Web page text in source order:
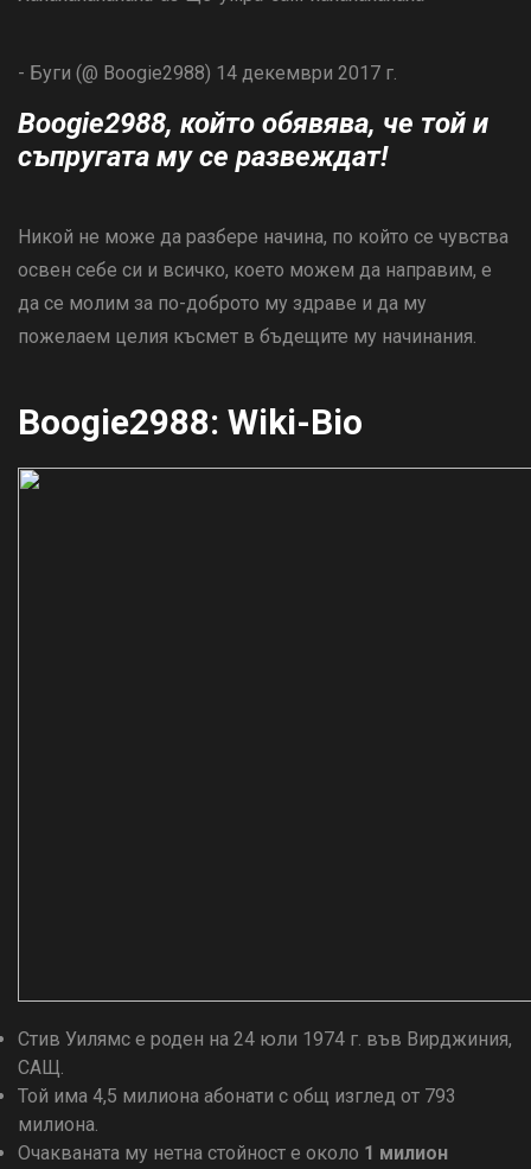
- Буги (@ Boogie2988) 14 декември 2017 г.
Boogie2988, който обявява, че той и
съпругата му се развеждат!
Никой не може да разбере начина, по който се чувства
освен себе си и всичко, което можем да направим, е
да се молим за по-доброто му здраве и да му
пожелаем целия късмет в бъдещите му начинания.
Boogie2988: Wiki-Bio
Стив Уилямс е роден на 24 юли 1974 г. във Вирджиния,
САЩ.
Той има 4,5 милиона абонати с общ изглед от 793
милиона.
Очакваната му нетна стойност е около 1 милион